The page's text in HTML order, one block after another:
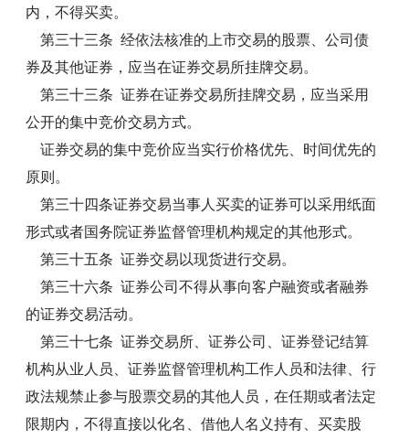
内，不得买卖。
第三十三条 经依法核准的上市交易的股票、公司债
券及其他证券，应当在证券交易所挂牌交易。
第三十三条 证券在证券交易所挂牌交易，应当采用
公开的集中竞价交易方式。
证券交易的集中竞价应当实行价格优先、时间优先的
原则。
第三十四条证券交易当事人买卖的证券可以采用纸面
形式或者国务院证券监督管理机构规定的其他形式。
第三十五条 证券交易以现货进行交易。
第三十六条 证券公司不得从事向客户融资或者融券
的证券交易活动。
第三十七条 证券交易所、证券公司、证券登记结算
机构从业人员、证券监督管理机构工作人员和法律、行
政法规禁止参与股票交易的其他人员，在任期或者法定
限期内，不得直接以化名、借他人名义持有、买卖股